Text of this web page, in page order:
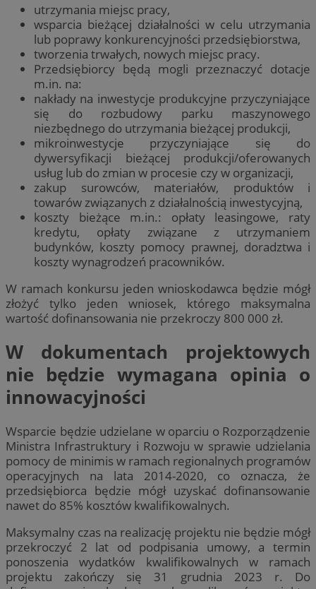
utrzymania miejsc pracy,
wsparcia bieżącej działalności w celu utrzymania
lub poprawy konkurencyjności przedsiębiorstwa,
tworzenia trwałych, nowych miejsc pracy.
Przedsiębiorcy będą mogli przeznaczyć dotacje
m.in. na:
nakłady na inwestycje produkcyjne przyczyniające
się do rozbudowy parku maszynowego
niezbędnego do utrzymania bieżącej produkcji,
mikroinwestycje przyczyniające się do
dywersyfikacji bieżącej produkcji/oferowanych
usług lub do zmian w procesie czy w organizacji,
zakup surowców, materiałów, produktów i
towarów związanych z działalnością inwestycyjną,
koszty bieżące m.in.: opłaty leasingowe, raty
kredytu, opłaty związane z utrzymaniem
budynków, koszty pomocy prawnej, doradztwa i
koszty wynagrodzeń pracowników.
W ramach konkursu jeden wnioskodawca będzie mógł
złożyć tylko jeden wniosek, którego maksymalna
wartość dofinansowania nie przekroczy 800 000 zł.
W dokumentach projektowych
nie będzie wymagana opinia o
innowacyjności
Wsparcie będzie udzielane w oparciu o Rozporządzenie
Ministra Infrastruktury i Rozwoju w sprawie udzielania
pomocy de minimis w ramach regionalnych programów
operacyjnych na lata 2014-2020, co oznacza, że
przedsiębiorca będzie mógł uzyskać dofinansowanie
nawet do 85% kosztów kwalifikowalnych.
Maksymalny czas na realizację projektu nie będzie mógł
przekroczyć 2 lat od podpisania umowy, a termin
ponoszenia wydatków kwalifikowalnych w ramach
projektu zakończy się 31 grudnia 2023 r. Do